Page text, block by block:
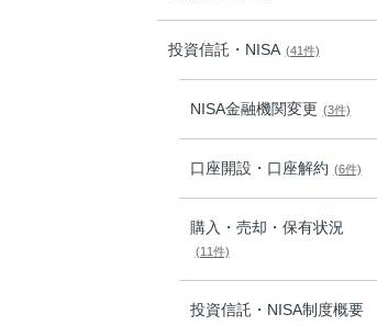
投資信託・NISA (41件)
NISA金融機関変更 (3件)
口座開設・口座解約 (6件)
購入・売却・保有状況
(11件)
投資信託・NISA制度概要